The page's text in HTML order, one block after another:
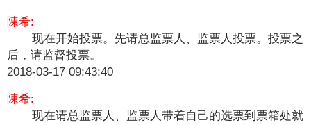
陳希:
现在开始投票。先请总监票人、监票人投票。投票之
后，请监督投票。
2018-03-17 09:43:40
陳希:
现在请总监票人、监票人带着自己的选票到票箱处就